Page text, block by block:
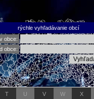
rýchle vyhľadávanie obcí
obce:
obce:
T U V W X